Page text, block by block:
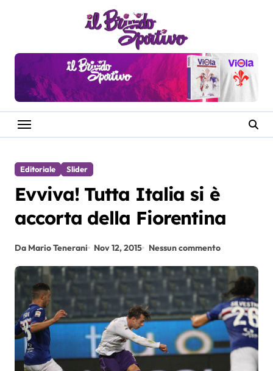
Editoriale Slider
Evviva! Tutta Italia si è
accorta della Fiorentina
Da Mario Tenerani Nov 12, 2015 Nessun commento